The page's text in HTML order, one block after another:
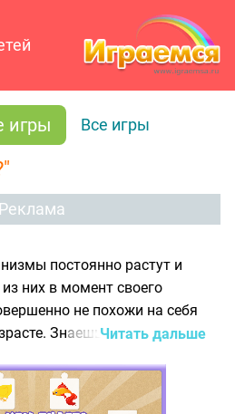
игры Все игры
Реклама
постоянно растут и
них в момент своего
не похожи на себя
Знаешь ли ты, как
ответить на этот
познавательную
Читать дальше